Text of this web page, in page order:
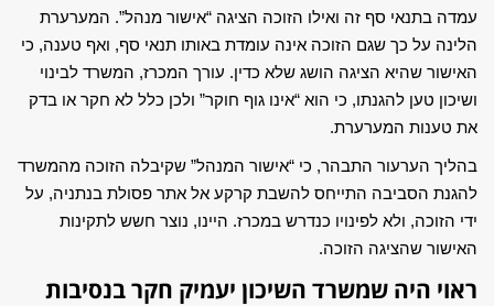
עמדה בתנאי סף זה ואילו הזוכה הציגה “אישור מנהל”. המערערת
הלינה על כך שגם הזוכה אינה עומדת באותו תנאי סף, ואף טענה, כי
האישור שהיא הציגה הושג שלא כדין. עורך המכרז, המשרד לבינוי
ושיכון טען להגנתו, כי הוא “אינו גוף חוקר” ולכן כלל לא חקר או בדק
את טענות המערערת.
בהליך הערעור התבהר, כי “אישור המנהל” שקיבלה הזוכה מהמשרד
להגנת הסביבה התייחס להשבת קרקע אל אתר פסולת בנתניה, על
ידי הזוכה, ולא לפינויו כנדרש במכרז. היינו, נוצר חשש לתקינות
האישור שהציגה הזוכה.
ראוי היה שמשרד השיכון יעמיק חקר בנסיבות